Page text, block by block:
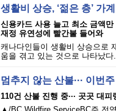
생활비 상승, ‘젊은 층’ 가
신용카드 사용 늘고 최소 금액만
재정 유연성에 빨간불 들어와
캐나다인들이 생활비 상승으로
움을 겪고 있는 것으로 나타났
멈추지 않는 산불··· 이번
110건 산불 진행 중··· 곳곳 대피